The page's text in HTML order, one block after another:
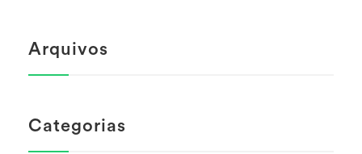
Arquivos
Categorias